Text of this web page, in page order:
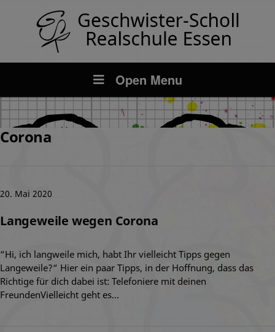
Open Menu
Corona
20. Mai 2020
Langeweile wegen Corona
“Hi, ich langweile mich, habt Ihr vielleicht Tipps gegen
Langeweile?“ Hier ein paar Tipps, in der Hoffnung, dass das
Richtige für dich dabei ist: Telefoniere mit deinen
FreundenVielleicht geht es…